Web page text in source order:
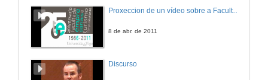
Proxeccion de un vídeo sobre a Facultade
8 de abr. de 2011
Discurso